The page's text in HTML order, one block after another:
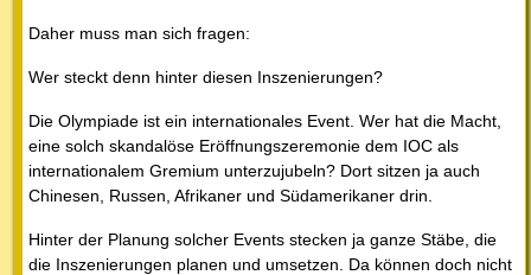
Daher muss man sich fragen:
Wer steckt denn hinter diesen Inszenierungen?
Die Olympiade ist ein internationales Event. Wer hat die Macht,
eine solch skandalöse Eröffnungszeremonie dem IOC als
internationalem Gremium unterzujubeln? Dort sitzen ja auch
Chinesen, Russen, Afrikaner und Südamerikaner drin.
Hinter der Planung solcher Events stecken ja ganze Stäbe, die
die Inszenierungen planen und umsetzen. Da können doch nicht